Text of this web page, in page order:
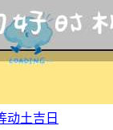
动土吉日